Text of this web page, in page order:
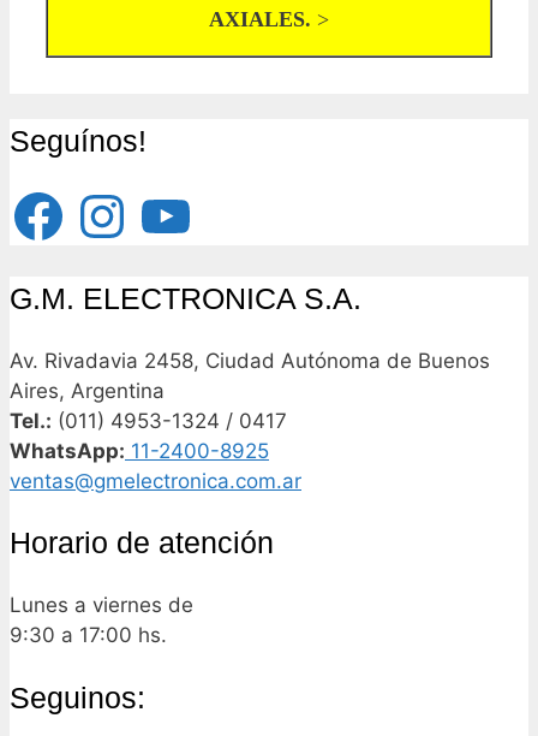
AXIALES. >
Seguínos!
FacebookInstagramYouTube
G.M. ELECTRONICA S.A.
Av. Rivadavia 2458, Ciudad Autónoma de Buenos
Aires, Argentina
Tel.: (011) 4953-1324 / 0417
WhatsApp: 11-2400-8925
ventas@gmelectronica.com.ar
Horario de atención
Lunes a viernes de
9:30 a 17:00 hs.
Seguinos: